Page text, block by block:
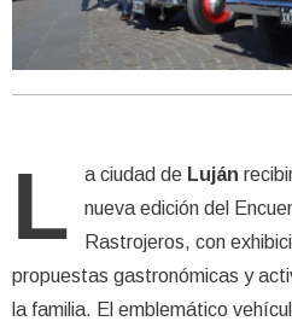
L a ciudad de Luján
nueva edición del
Rastrojeros, con
propuestas gastronómicas y
la familia. El emblemático